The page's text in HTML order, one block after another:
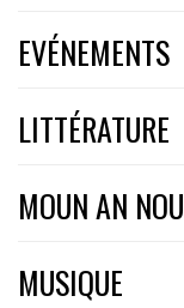
EVÉNEMENTS
LITTÉRATURE
MOUN AN NOU
MUSIQUE